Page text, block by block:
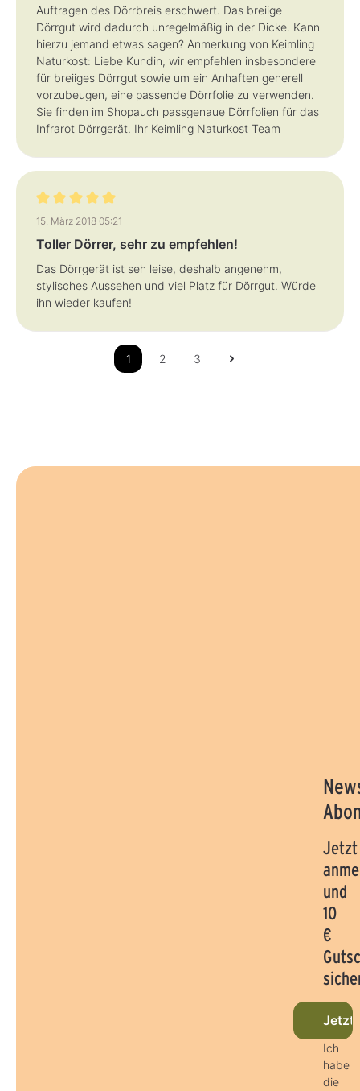
Auftragen des Dörrbreis erschwert. Das breiige
Dörrgut wird dadurch unregelmäßig in der Dicke. Kann
hierzu jemand etwas sagen? Anmerkung von Keimling
Naturkost: Liebe Kundin, wir empfehlen insbesondere
für breiiges Dörrgut sowie um ein Anhaften generell
vorzubeugen, eine passende Dörrfolie zu verwenden.
Sie finden im Shopauch passgenaue Dörrfolien für das
Infrarot Dörrgerät. Ihr Keimling Naturkost Team
Bewertung mit 5 von 5 Sternen
15. März 2018 05:21
Toller Dörrer, sehr zu empfehlen!
Das Dörrgerät ist seh leise, deshalb angenehm,
stylisches Aussehen und viel Platz für Dörrgut. Würde
ihn wieder kaufen!
1 2 3
Jetzt
und
10
€
Jetzt
Ich
habe
die